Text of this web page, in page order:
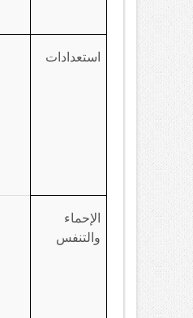
استعدادات
الإحماء
والتنفس